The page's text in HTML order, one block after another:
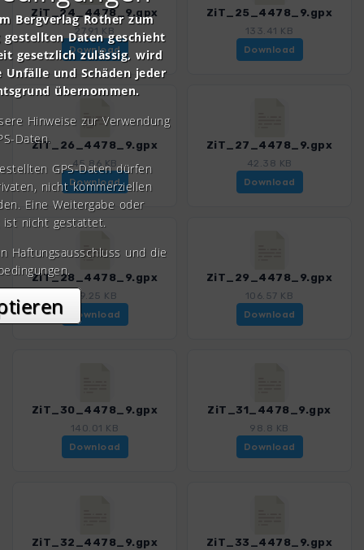
ZiT_24_4478_9.gpx
27.91 KB
Download
ZiT_25_4478_9.gpx
133.41 KB
Download
ZiT_26_4478_9.gpx
45.86 KB
Download
ZiT_27_4478_9.gpx
42.38 KB
Download
ZiT_28_4478_9.gpx
49.25 KB
Download
ZiT_29_4478_9.gpx
106.57 KB
Download
ZiT_30_4478_9.gpx
140.01 KB
Download
ZiT_31_4478_9.gpx
98.8 KB
Download
ZiT_32_4478_9.gpx ZiT_33_4478_9.gpx
Bergverlag Rother zum
Daten geschieht
gesetzlich zulässig, wird
und Schäden jeder
übernommen.
Hinweise zur Verwendung
Daten.
GPS-Daten dürfen
nicht kommerziellen
Eine Weitergabe oder
ist nicht gestattet.
Haftungsausschluss und die